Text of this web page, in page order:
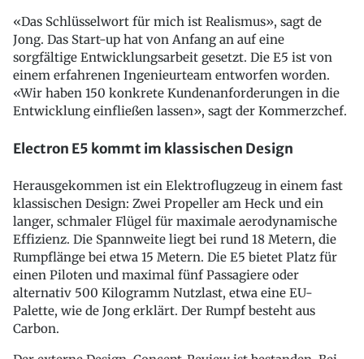
«Das Schlüsselwort für mich ist Realismus», sagt de
Jong. Das Start-up hat von Anfang an auf eine
sorgfältige Entwicklungsarbeit gesetzt. Die E5 ist von
einem erfahrenen Ingenieurteam entworfen worden.
«Wir haben 150 konkrete Kundenanforderungen in die
Entwicklung einfließen lassen», sagt der Kommerzchef.
Electron E5 kommt im klassischen Design
Herausgekommen ist ein Elektroflugzeug in einem fast
klassischen Design: Zwei Propeller am Heck und ein
langer, schmaler Flügel für maximale aerodynamische
Effizienz. Die Spannweite liegt bei rund 18 Metern, die
Rumpflänge bei etwa 15 Metern. Die E5 bietet Platz für
einen Piloten und maximal fünf Passagiere oder
alternativ 500 Kilogramm Nutzlast, etwa eine EU-
Palette, wie de Jong erklärt. Der Rumpf besteht aus
Carbon.